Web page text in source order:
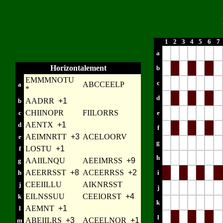
Horizontalement
a
EMMMNOTU
*
ABCCEELP
b AADRR +1
c CHIINOPR FIILORRS
d AENTX +1
e AEIMNRTT +3 ACELOORV
f LOSTU +1
g AAIILNQU AEEIMRSS +9
h AEERRSST +8 ACEERRSS +2
j CEEIILLU AIKNRSST
k EILNSSUU CEEIORST +4
l AEMNT +1
m ABEIILRS +3 ACEELNOR +1
1 2 3 4 5 6
7
a
b
c
d
e
f
g
h
i
j
k
l